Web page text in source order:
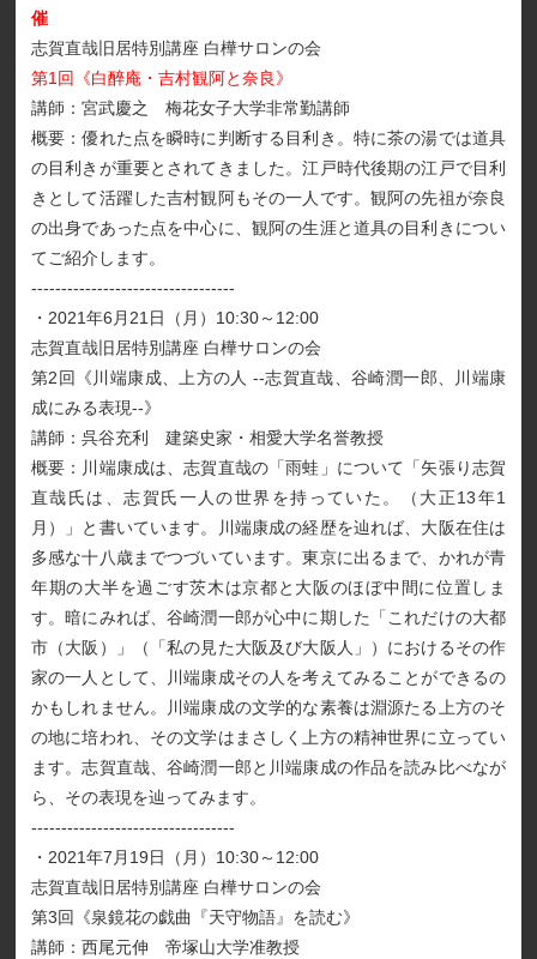
催
志賀直哉旧居特別講座 白樺サロンの会
第1回《白醉庵・吉村観阿と奈良》
講師：宮武慶之 梅花女子大学非常勤講師
概要：優れた点を瞬時に判断する目利き。特に茶の湯では道具
の目利きが重要とされてきました。江戸時代後期の江戸で目利
きとして活躍した吉村観阿もその一人です。観阿の先祖が奈良
の出身であった点を中心に、観阿の生涯と道具の目利きについ
てご紹介します。
----------------------------------
・2021年6月21日（月）10:30～12:00
志賀直哉旧居特別講座 白樺サロンの会
第2回《川端康成、上方の人 --志賀直哉、谷崎潤一郎、川端康
成にみる表現--》
講師：呉谷充利 建築史家・相愛大学名誉教授
概要：川端康成は、志賀直哉の「雨蛙」について「矢張り志賀
直哉氏は、志賀氏一人の世界を持っていた。（大正13年1
月）」と書いています。川端康成の経歴を辿れば、大阪在住は
多感な十八歳までつづいています。東京に出るまで、かれが青
年期の大半を過ごす茨木は京都と大阪のほぼ中間に位置しま
す。暗にみれば、谷崎潤一郎が心中に期した「これだけの大都
市（大阪）」（「私の見た大阪及び大阪人」）におけるその作
家の一人として、川端康成その人を考えてみることができるの
かもしれません。川端康成の文学的な素養は淵源たる上方のそ
の地に培われ、その文学はまさしく上方の精神世界に立ってい
ます。志賀直哉、谷崎潤一郎と川端康成の作品を読み比べなが
ら、その表現を辿ってみます。
----------------------------------
・2021年7月19日（月）10:30～12:00
志賀直哉旧居特別講座 白樺サロンの会
第3回《泉鏡花の戯曲『天守物語』を読む》
講師：西尾元伸 帝塚山大学准教授